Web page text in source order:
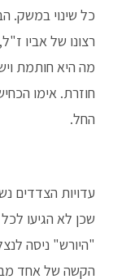
כל שינוי במשק.
רצונו של אביו
מה היא חותמת
חוזרת. אימו
החל.
עדויות הצדדים
שכן לא הגיעו
"היורש" ניסה
הקשה של אחד